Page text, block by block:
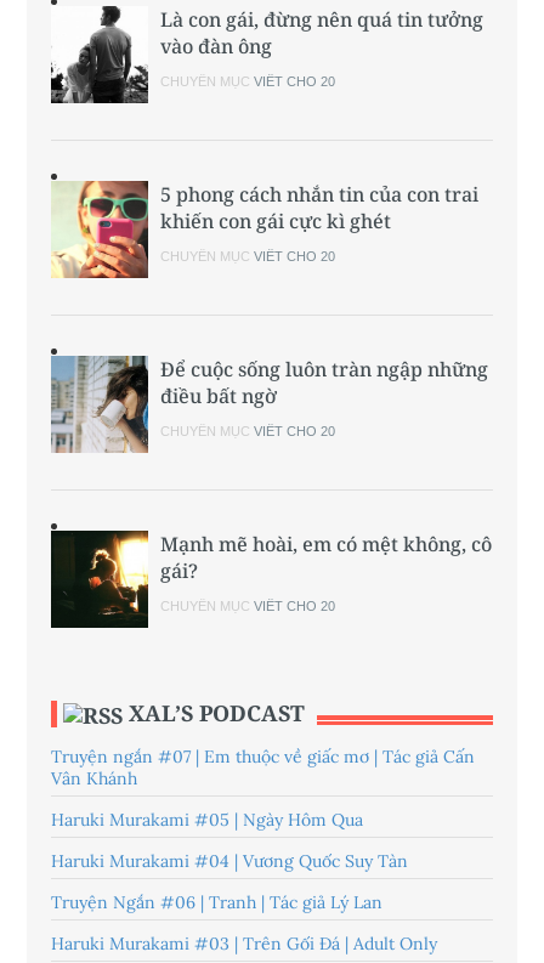
Là con gái, đừng nên quá tin tưởng
vào đàn ông
CHUYÊN MỤCVIẾT CHO 20
5 phong cách nhắn tin của con trai
khiến con gái cực kì ghét
CHUYÊN MỤCVIẾT CHO 20
Để cuộc sống luôn tràn ngập những
điều bất ngờ
CHUYÊN MỤCVIẾT CHO 20
Mạnh mẽ hoài, em có mệt không, cô
gái?
CHUYÊN MỤCVIẾT CHO 20
XAL’S PODCAST
Truyện ngắn #07 | Em thuộc về giấc mơ | Tác giả Cấn
Vân Khánh
Haruki Murakami #05 | Ngày Hôm Qua
Haruki Murakami #04 | Vương Quốc Suy Tàn
Truyện Ngắn #06 | Tranh | Tác giả Lý Lan
Haruki Murakami #03 | Trên Gối Đá | Adult Only